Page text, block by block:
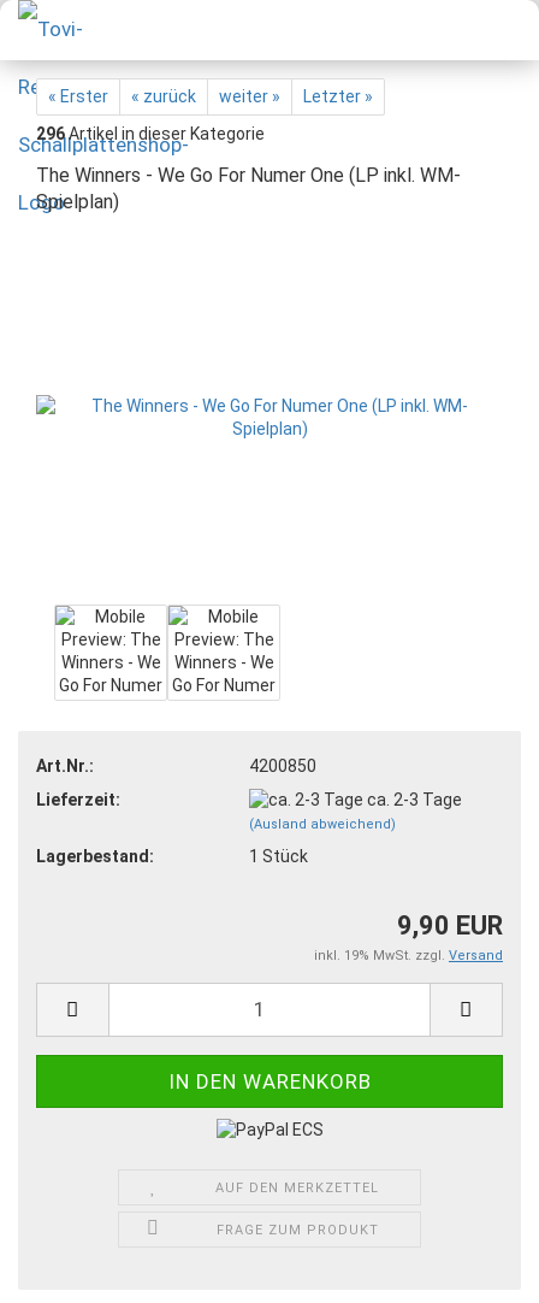
« Erster « zurück weiter »
Letzter »
296Artikel in dieser Kategorie
The Winners - We Go For Numer One (LP inkl. WM-
Spielplan)
Art.Nr.:
4200850
Lieferzeit:
ca. 2-3 Tage
(Ausland abweichend)
Lagerbestand: 1 Stück
9,90 EUR
inkl. 19% MwSt. zzgl. Versand
AUF DEN MERKZETTEL
FRAGE ZUM PRODUKT